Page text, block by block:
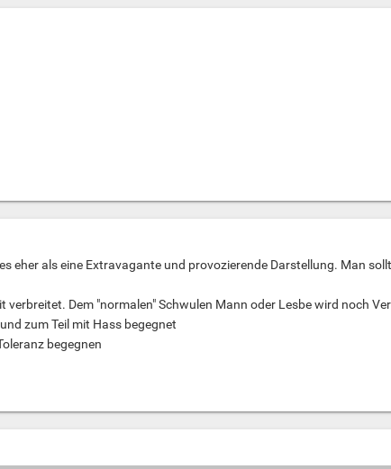
eher als eine Extravagante und provozierende Darstellung. Man
Dem "normalen" Schwulen Mann oder Lesbe wird noch
zum Teil mit Hass begegnet
begegnen